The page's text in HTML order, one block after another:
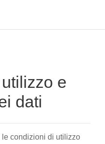
e
dati
condizioni di utilizzo